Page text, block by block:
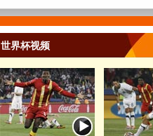
世界杯视频